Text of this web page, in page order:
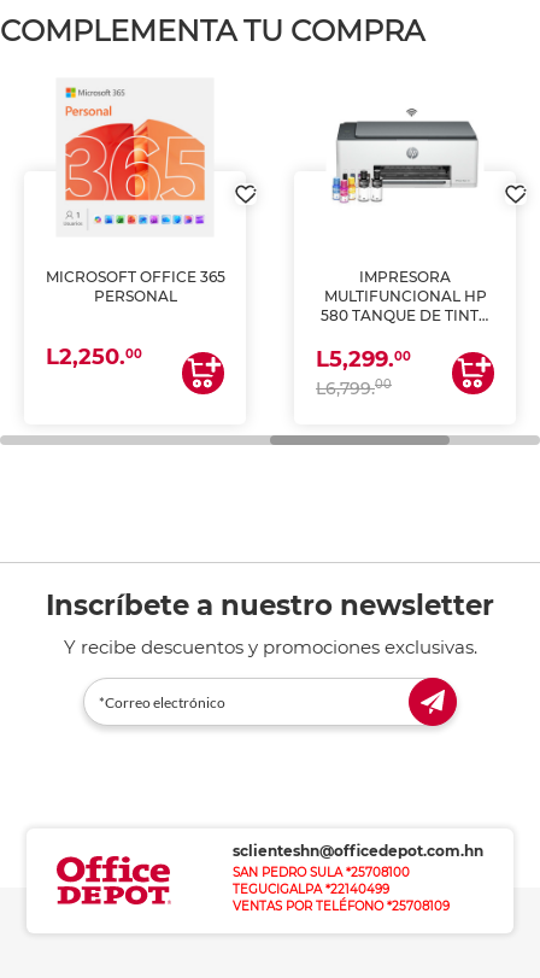
COMPLEMENTA TU COMPRA
MICROSOFT OFFICE 365
PERSONAL
L2,250.00
IMPRESORA
MULTIFUNCIONAL HP
580 TANQUE DE TINTA
ESCANEA)
L5,299.00
L6,799.00
Inscríbete a nuestro newsletter
Y recibe descuentos y promociones exclusivas.
sclienteshn@officedepot.com.hn
SAN PEDRO SULA *25708100
TEGUCIGALPA *22140499
VENTAS POR TELÉFONO *25708109